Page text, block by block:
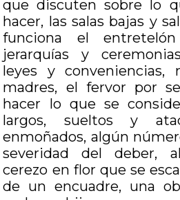
que discuten sobre lo
hacer, las salas bajas y
funciona el
jerarquías y
leyes y conveniencias,
madres, el fervor por
hacer lo que se
largos, sueltos y
enmoñados, algún
severidad del deber,
cerezo en flor que se
de un encuadre, una